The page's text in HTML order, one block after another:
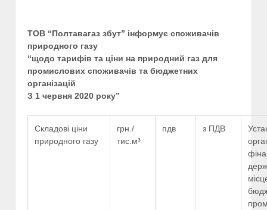
ТОВ “Полтавагаз збут” інформує споживачів
природного газу
“щодо тарифів та ціни на природний газ для
промислових споживачів та бюджетних
організацій
З 1 червня 2020 року”
Складові ціни
природного газу
грн./
тис.м³
пдв з ПДВ